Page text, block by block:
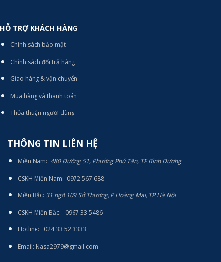
HỖ TRỢ KHÁCH HÀNG
Chính sách bảo mật
Chính sách đổi trả hàng
Giao hàng & vận chuyển
Mua hàng và thanh toán
Thỏa thuận người dùng
THÔNG TIN LIÊN HỆ
Miền Nam: 480 Đường 51, Phường Phú Tân, TP Bình Dương
CSKH Miền Nam: 0972 567 688
Miền Bắc: 31 ngõ 109 Sở Thượng, P Hoàng Mai, TP Hà Nội
CSKH Miền Bắc: 0967 33 5486
Hotline: 024 33 52 3333
Email: Nasa2979@gmail.com